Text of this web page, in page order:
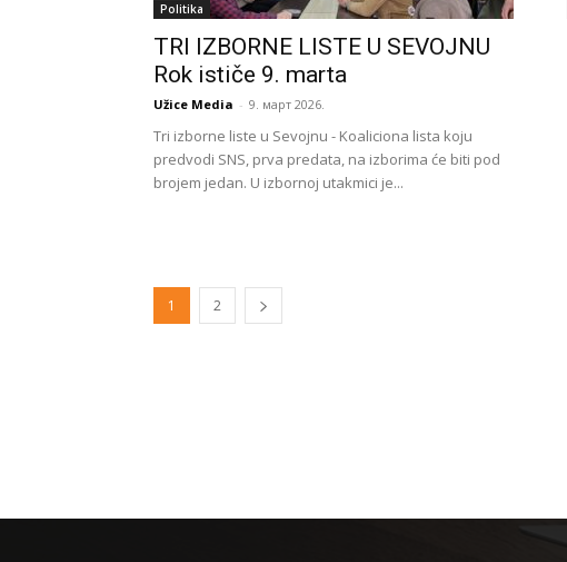
Politika
TRI IZBORNE LISTE U SEVOJNU
Rok ističe 9. marta
Užice Media - 9. март 2026.
Tri izborne liste u Sevojnu - Koaliciona lista koju
predvodi SNS, prva predata, na izborima će biti pod
brojem jedan. U izbornoj utakmici je...
1 2